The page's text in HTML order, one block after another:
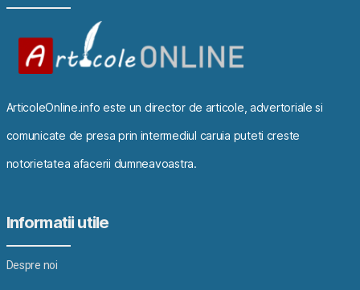
ArticoleOnline.info este un director de articole, advertoriale si
comunicate de presa prin intermediul caruia puteti creste
notorietatea afacerii dumneavoastra.
Informatii utile
Despre noi